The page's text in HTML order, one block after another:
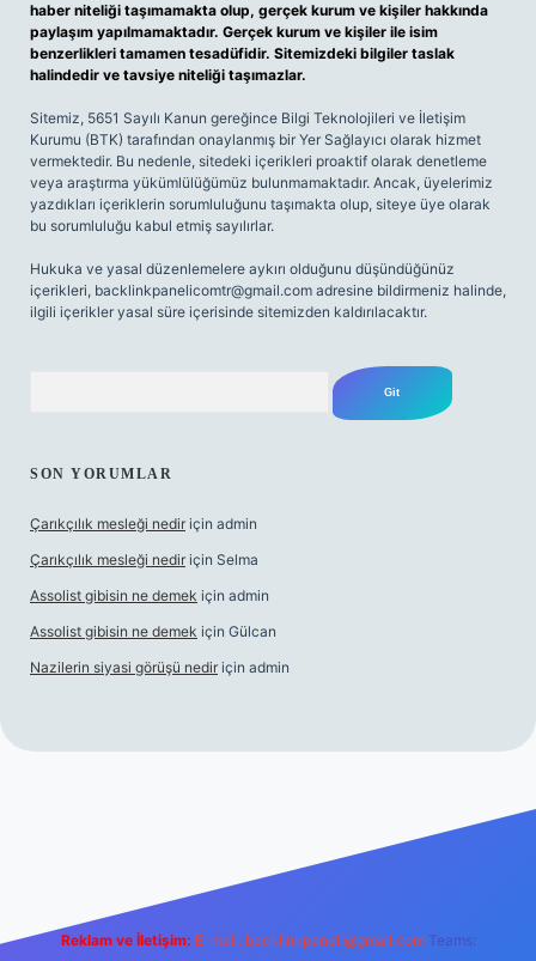
haber niteliği taşımamakta olup, gerçek kurum ve kişiler hakkında
paylaşım yapılmamaktadır. Gerçek kurum ve kişiler ile isim
benzerlikleri tamamen tesadüfidir. Sitemizdeki bilgiler taslak
halindedir ve tavsiye niteliği taşımazlar.
Sitemiz, 5651 Sayılı Kanun gereğince Bilgi Teknolojileri ve İletişim
Kurumu (BTK) tarafından onaylanmış bir Yer Sağlayıcı olarak hizmet
vermektedir. Bu nedenle, sitedeki içerikleri proaktif olarak denetleme
veya araştırma yükümlülüğümüz bulunmamaktadır. Ancak, üyelerimiz
yazdıkları içeriklerin sorumluluğunu taşımakta olup, siteye üye olarak
bu sorumluluğu kabul etmiş sayılırlar.
Hukuka ve yasal düzenlemelere aykırı olduğunu düşündüğünüz
içerikleri, backlinkpanelicomtr@gmail.com adresine bildirmeniz halinde,
ilgili içerikler yasal süre içerisinde sitemizden kaldırılacaktır.
SON YORUMLAR
Çarıkçılık mesleği nedir için admin
Çarıkçılık mesleği nedir için Selma
Assolist gibisin ne demek için admin
Assolist gibisin ne demek için Gülcan
Nazilerin siyasi görüşü nedir için admin
Reklam ve İletişim: E-mail: backlinkpaneli@gmail.com Teams: